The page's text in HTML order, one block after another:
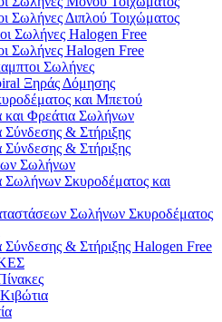
Σωλήνες Διπλού Τοιχώματος
Σωλήνες Halogen Free
Σωλήνες Halogen Free
Σωλήνες
Ξηράς Δόμησης
και Μπετού
και Φρεάτια Σωλήνων
Σύνδεσης & Στήριξης
Σύνδεσης & Στήριξης
Σωλήνων
Σωλήνων Σκυροδέματος και
Σωλήνων Σκυροδέματος
Σύνδεσης & Στήριξης Halogen Free